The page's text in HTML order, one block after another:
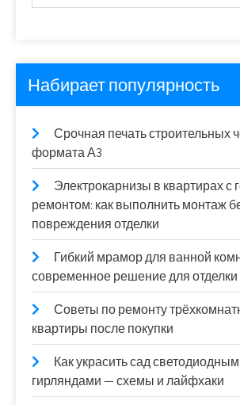
Набирает популярность
Срочная печать строительных
формата А3
Электрокарнизы в квартирах с
ремонтом: как выполнить монтаж
повреждения отделки
Гибкий мрамор для ванной
современное решение для отделки
Советы по ремонту
квартиры после покупки
Как украсить сад
гирляндами — схемы и лайфхаки